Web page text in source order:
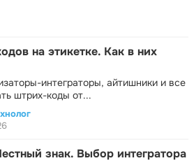
на этикетке. Как в них
интеграторы, айтишники и все
штрих-коды от...
знак. Выбор интегратора